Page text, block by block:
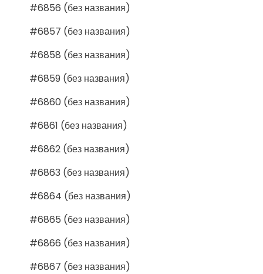
#6856 (без названия)
#6857 (без названия)
#6858 (без названия)
#6859 (без названия)
#6860 (без названия)
#6861 (без названия)
#6862 (без названия)
#6863 (без названия)
#6864 (без названия)
#6865 (без названия)
#6866 (без названия)
#6867 (без названия)